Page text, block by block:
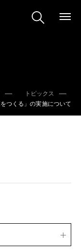
トピックス
つくる」の実施について